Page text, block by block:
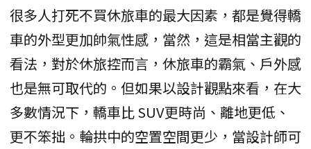
很多人打死不買休旅車的最大因素，都是覺得轎
車的外型更加帥氣性感，當然，這是相當主觀的
看法，對於休旅控而言，休旅車的霸氣、戶外感
也是無可取代的。但如果以設計觀點來看，在大
多數情況下，轎車比 SUV更時尚、離地更低、
更不笨拙。輪拱中的空置空間更少，當設計師可